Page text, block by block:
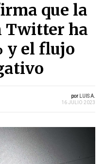
que la
Twitter ha
y el flujo
por LUIS A.
16 JULIO 2023